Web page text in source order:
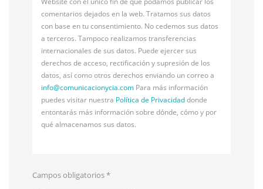
comentarios dejados en la web. Tratamos sus datos
con base en tu consentimiento. No cedemos sus datos
a terceros. Tampoco realizamos transferencias
internacionales de sus datos. Puede ejercer sus
derechos de acceso, rectificación y supresión de los
datos, así como otros derechos enviando un correo a
info@comunicacionycia.com Para más información
puedes visitar nuestra Política de Privacidaddonde
entontarás más información sobre dónde, cómo y por
qué almacenamos sus datos.
Campos obligatorios*